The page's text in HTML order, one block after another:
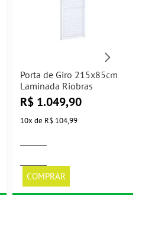
Porta de Giro 215x85cm
Laminada Riobras
R$ 1.049,90
10x de R$ 104,99
COMPRAR